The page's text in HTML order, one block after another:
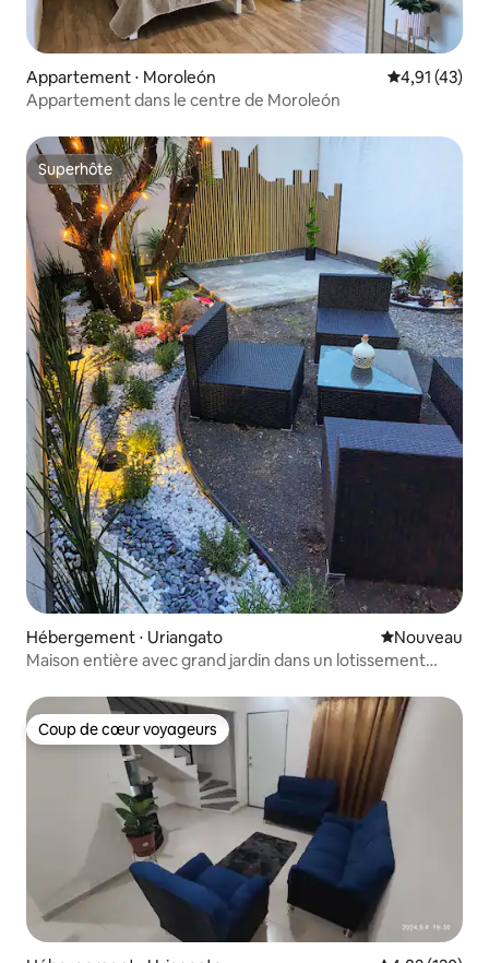
Appartement ⋅ Moroleón Évaluation
4,91 (43)
Appartement dans le centre de Moroleón
Superhôte
Superhôte
Hébergement ⋅ Uriangato Nouvel
Nouveau
Maison entière avec grand jardin dans un lotissement
Coup de cœur voyageurs
Coup de cœur voyageurs